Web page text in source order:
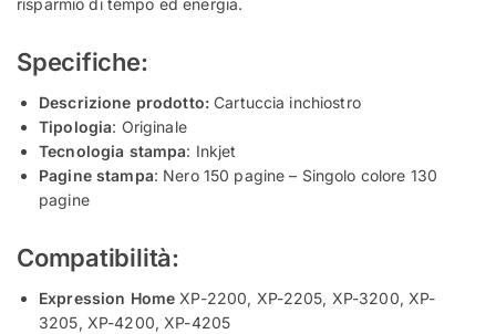
Specifiche:
Descrizione prodotto:Cartuccia inchiostro
Tipologia: Originale
Tecnologia stampa: Inkjet
Pagine stampa: Nero 150 pagine – Singolo colore 130
pagine
Compatibilità:
Expression Home XP-2200, XP-2205, XP-3200, XP-
3205, XP-4200, XP-4205